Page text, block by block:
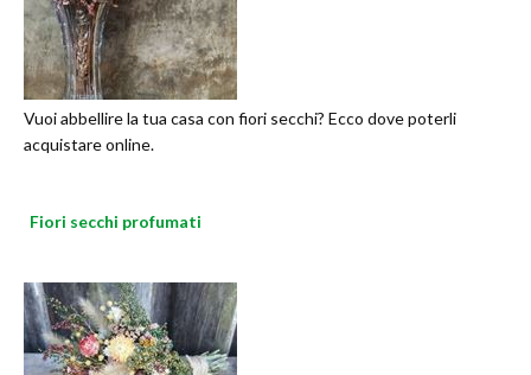
Vuoi abbellire la tua casa con fiori secchi? Ecco dove poterli
acquistare online.
Fiori secchi profumati